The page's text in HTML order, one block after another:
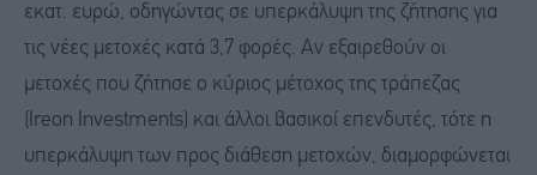
εκατ. ευρώ, οδηγώντας σε υπερκάλυψη της ζήτησης για
τις νέες μετοχές κατά 3,7 φορές. Αν εξαιρεθούν οι
μετοχές που ζήτησε ο κύριος μέτοχος της τράπεζας
(Ireon Investments) και άλλοι βασικοί επενδυτές, τότε η
υπερκάλυψη των προς διάθεση μετοχών, διαμορφώνεται